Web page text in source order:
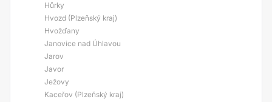
Hůrky
Hvozd (Plzeňský kraj)
Hvožďany
Janovice nad Úhlavou
Jarov
Javor
Ježovy
Kaceřov (Plzeňský kraj)